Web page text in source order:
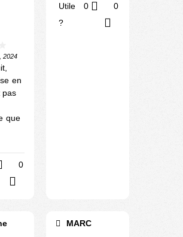
2024
en
pas
que
0
Utile
?
0 0
MARC